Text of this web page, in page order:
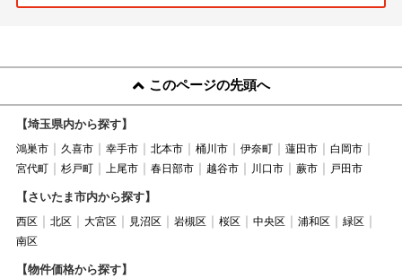
このページの先頭へ
【埼玉県内から探す】
鴻巣市 久喜市 幸手市 北本市 桶川市 伊奈町 蓮田市
白岡市
宮代町
杉戸町 上尾市 春日部市 越谷市 川口市 蕨市 戸田市
【さいたま市内から探す】
西区 北区 大宮区 見沼区 岩槻区 桜区 中央区 浦和区
緑区
南区
【物件価格から探す】